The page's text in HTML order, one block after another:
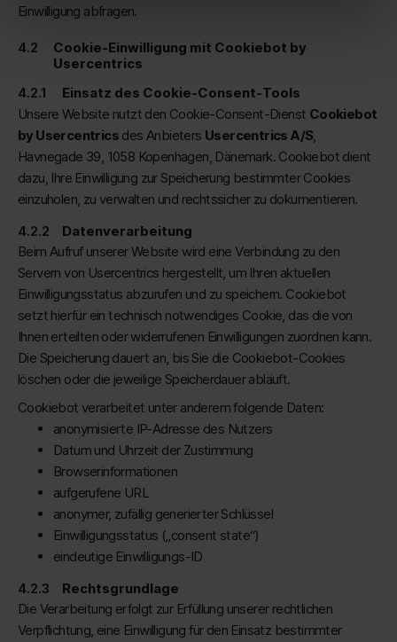
Einwilligung abfragen.
Cookie-Einwilligung mit Cookiebot by
Usercentrics
Einsatz des Cookie-Consent-Tools
Unsere Website nutzt den Cookie-Consent-Dienst Cookiebot
by Usercentrics des Anbieters Usercentrics A/S
Havnegade 39, 1058 Kopenhagen, Dänemark. Cookiebot dient
dazu, Ihre Einwilligung zur Speicherung bestimmter Cookies
einzuholen, zu verwalten und rechtssicher zu dokumentieren.
Datenverarbeitung
Beim Aufruf unserer Website wird eine Verbindung zu den
Servern von Usercentrics hergestellt, um Ihren aktuellen
Einwilligungsstatus abzurufen und zu speichern. Cookiebot
setzt hierfür ein technisch notwendiges Cookie, das die von
Ihnen erteilten oder widerrufenen Einwilligungen zuordnen kann.
Die Speicherung dauert an, bis Sie die Cookiebot-Cookies
löschen oder die jeweilige Speicherdauer abläuft.
Cookiebot verarbeitet unter anderem folgende Daten:
anonymisierte IP-Adresse des Nutzers
Datum und Uhrzeit der Zustimmung
Browserinformationen
aufgerufene URL
anonymer, zufällig generierter Schlüssel
Einwilligungsstatus („consent state“)
eindeutige Einwilligungs-ID
Rechtsgrundlage
Die Verarbeitung erfolgt zur Erfüllung unserer rechtlichen
Verpflichtung, eine Einwilligung für den Einsatz bestimmter